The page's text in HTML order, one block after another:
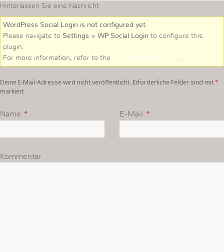
Größe
Hinterlassen Sie eine Nachricht
WordPress Social Login is not configured yet.
Please navigate to Settings > WP Social Login to configure this
plugin.
For more information, refer to the
online user guide ..
Deine E-Mail-Adresse wird nicht veröffentlicht. Erforderliche Felder sind mit*
markiert
Name * E-Mail *
Kommentar